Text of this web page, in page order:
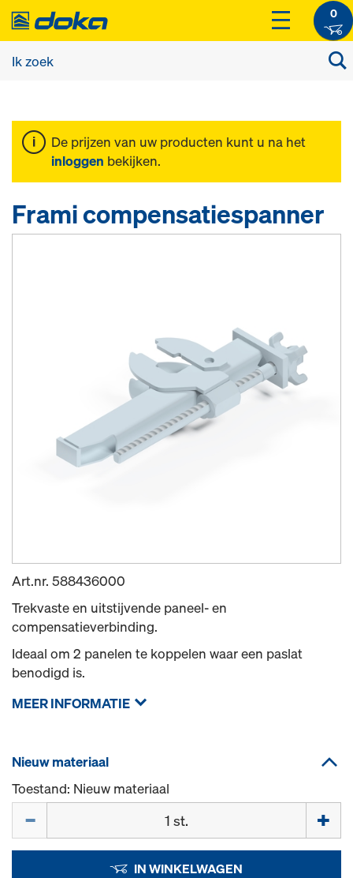
0
De prijzen van uw producten kunt u na het
inloggen bekijken.
Frami compensatiespanner
Art.nr. 588436000
Trekvaste en uitstijvende paneel- en
compensatieverbinding.
Ideaal om 2 panelen te koppelen waar een paslat
benodigd is.
MEER INFORMATIE
Nieuw materiaal
Toestand: Nieuw materiaal
IN WINKELWAGEN